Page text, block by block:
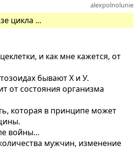
alexpolnolunie
цикла ...
и как мне кажется, от
бывают Х и У.
от состояния организма
которая в принципе может
войны...
мужчин, изменение